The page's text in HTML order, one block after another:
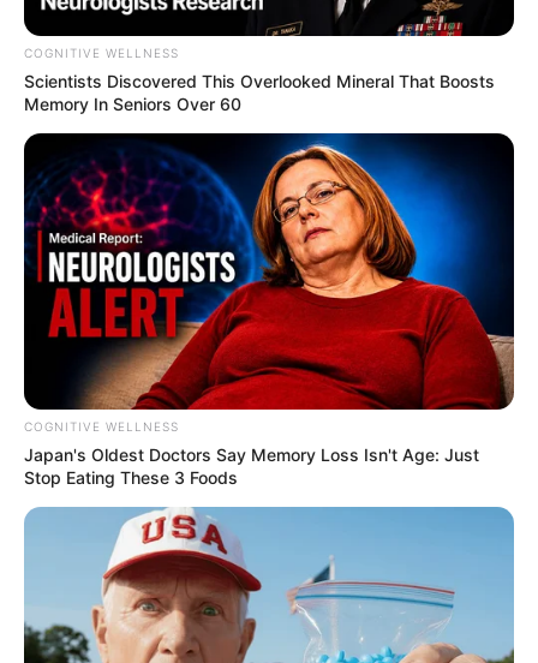
COGNITIVE WELLNESS
Scientists Discovered This Overlooked Mineral That Boosts
Memory In Seniors Over 60
COGNITIVE WELLNESS
Japan's Oldest Doctors Say Me​mory Lo​ss Isn't Age: Just
Stop Eating These 3 Foods